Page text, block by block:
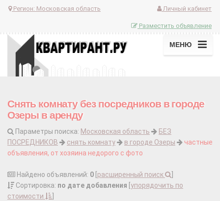
Регион: Московская область Личный кабинет
Разместить объявление
МЕНЮ
Снять комнату без посредников в городе
Озеры в аренду
Параметры поиска: Московская область
БЕЗ
ПОСРЕДНИКОВ
снять комнату в городе Озеры
частные
объявления, от хозяина недорого с фото
Найдено объявлений: 0 расширенный поиск
Сортировка: по дате добавления упорядочить по
стоимости